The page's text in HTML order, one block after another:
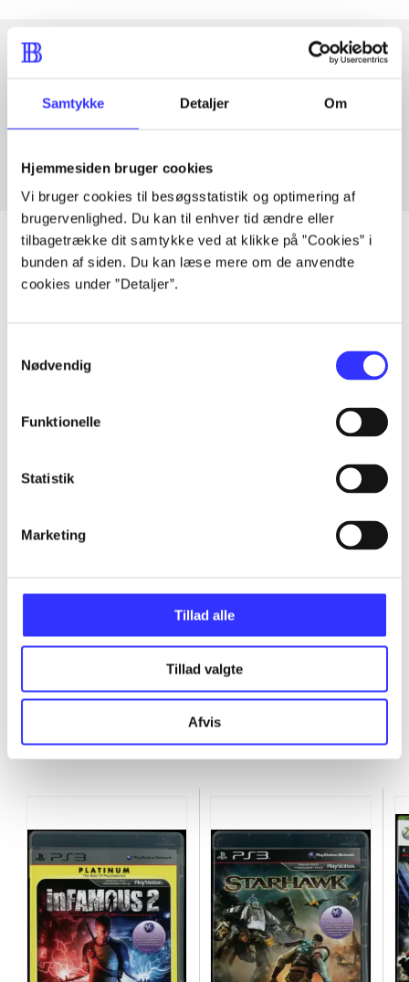
Samtykke Detaljer Om
Hjemmesiden bruger cookies
Vi bruger cookies til besøgsstatistik og optimering af
brugervenlighed. Du kan til enhver tid ændre eller
tilbagetrække dit samtykke ved at klikke på ”Cookies” i
bunden af siden. Du kan læse mere om de anvendte
cookies under ”Detaljer”.
Nødvendig
Funktionelle
Statistik
Marketing
Tillad alle
Tillad valgte
Afvis
Artikler med samme emner
Minder om